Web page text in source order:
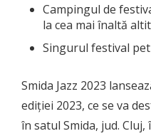
Campingul de
la cea mai înaltă
Singurul festival
Smida Jazz 2023
ediției 2023, ce se va
în satul Smida, jud.